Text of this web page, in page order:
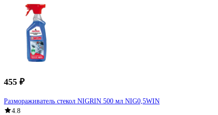
455 ₽
Размораживатель стекол NIGRIN 500 мл NIG0,5WIN
4.8